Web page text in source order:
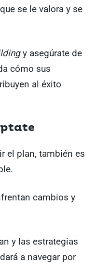
se le valora y se
y asegúrate de
cómo sus
al éxito
el plan, también es
cambios y
y las estrategias
a navegar por